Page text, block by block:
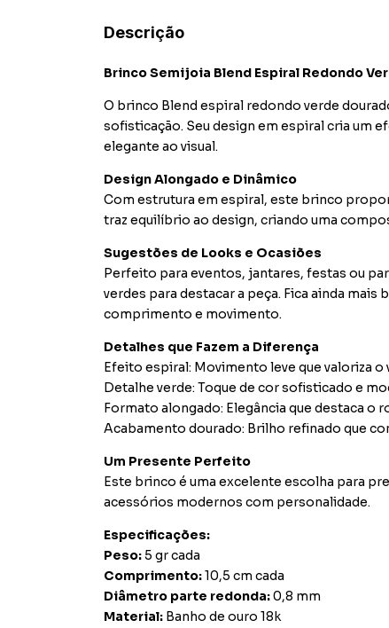
Descrição
Brinco Semijoia Blend Espiral Redondo
O brinco Blend espiral redondo verde
sofisticação. Seu design em espiral cria um
elegante ao visual.
Design Alongado e Dinâmico
Com estrutura em espiral, este brinco
traz equilíbrio ao design, criando uma
Sugestões de Looks e Ocasiões
Perfeito para eventos, jantares, festas ou
verdes para destacar a peça. Fica ainda
comprimento e movimento.
Detalhes que Fazem a Diferença
Efeito espiral: Movimento leve que valoriza o
Detalhe verde: Toque de cor sofisticado e
Formato alongado: Elegância que destaca o
Acabamento dourado: Brilho refinado que
Um Presente Perfeito
Este brinco é uma excelente escolha para
acessórios modernos com personalidade.
Especificações:
Peso:5 gr cada
Comprimento:10,5 cm cada
Diâmetro parte redonda:0,8 mm
Material: Banho de ouro 18k